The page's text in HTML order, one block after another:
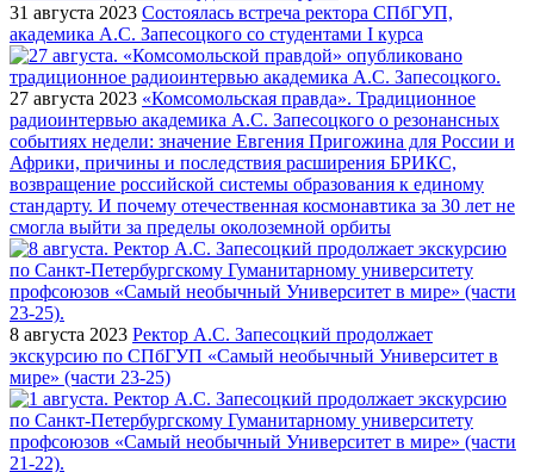
31 августа 2023 Состоялась встреча ректора СПбГУП,
академика А.С. Запесоцкого со студентами I курса
27 августа 2023 «Комсомольская правда». Традиционное
радиоинтервью академика А.С. Запесоцкого о резонансных
событиях недели: значение Евгения Пригожина для России и
Африки, причины и последствия расширения БРИКС,
возвращение российской системы образования к единому
стандарту. И почему отечественная космонавтика за 30 лет не
смогла выйти за пределы околоземной орбиты
8 августа 2023 Ректор А.С. Запесоцкий продолжает
экскурсию по СПбГУП «Самый необычный Университет в
мире» (части 23-25)